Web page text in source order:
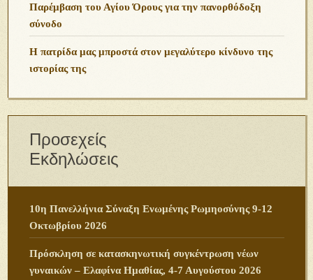
Παρέμβαση του Αγίου Όρους για την πανορθόδοξη
σύνοδο
Η πατρίδα μας μπροστά στον μεγαλύτερο κίνδυνο της
ιστορίας της
Προσεχείς
Εκδηλώσεις
10η Πανελλήνια Σύναξη Ενωμένης Ρωμηοσύνης 9-12
Οκτωβρίου 2026
Πρόσκληση σε κατασκηνωτική συγκέντρωση νέων
γυναικών – Ελαφίνα Ημαθίας, 4-7 Αυγούστου 2026